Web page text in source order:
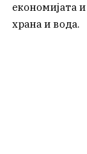
економијата
храна и вода.